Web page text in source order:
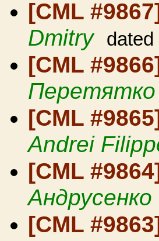
[CML
Dmitry dated
[CML
[CML
Andrei
[CML
Андрусенко
[CML